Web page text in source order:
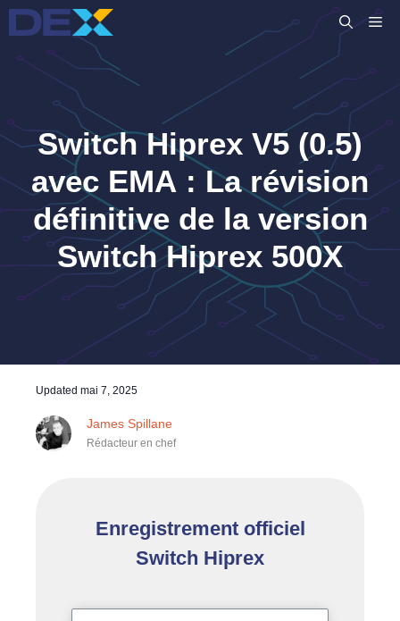
Aller
au
contenu
Switch Hiprex V5 (0.5)
avec EMA : La révision
définitive de la version
Switch Hiprex 500X
Updated mai 7, 2025
James Spillane
Rédacteur en chef
Enregistrement officiel
Switch Hiprex